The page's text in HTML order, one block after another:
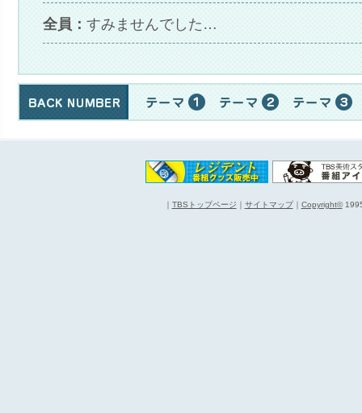
全員： すみませんでした…
｜ TBSトップページ ｜ サイトマップ｜ Copyright©